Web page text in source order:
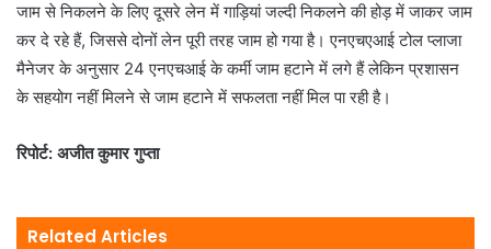
जाम से निकलने के लिए दूसरे लेन में गाड़ियां जल्दी निकलने की होड़ में जाकर जाम
कर दे रहे हैं, जिससे दोनों लेन पूरी तरह जाम हो गया है। एनएचएआई टोल प्लाजा
मैनेजर के अनुसार 24 एनएचआई के कर्मी जाम हटाने में लगे हैं लेकिन प्रशासन
के सहयोग नहीं मिलने से जाम हटाने में सफलता नहीं मिल पा रही है।
रिपोर्ट: अजीत कुमार गुप्ता
Related Articles